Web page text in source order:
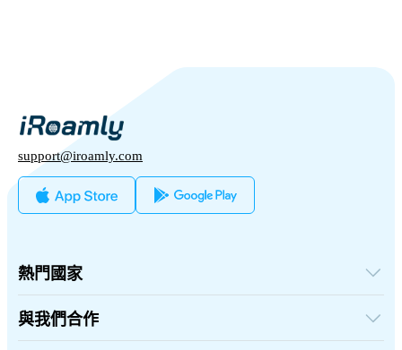
support@iroamly.com
熱門國家
美國
英國
土耳其
與我們合作
批發平台